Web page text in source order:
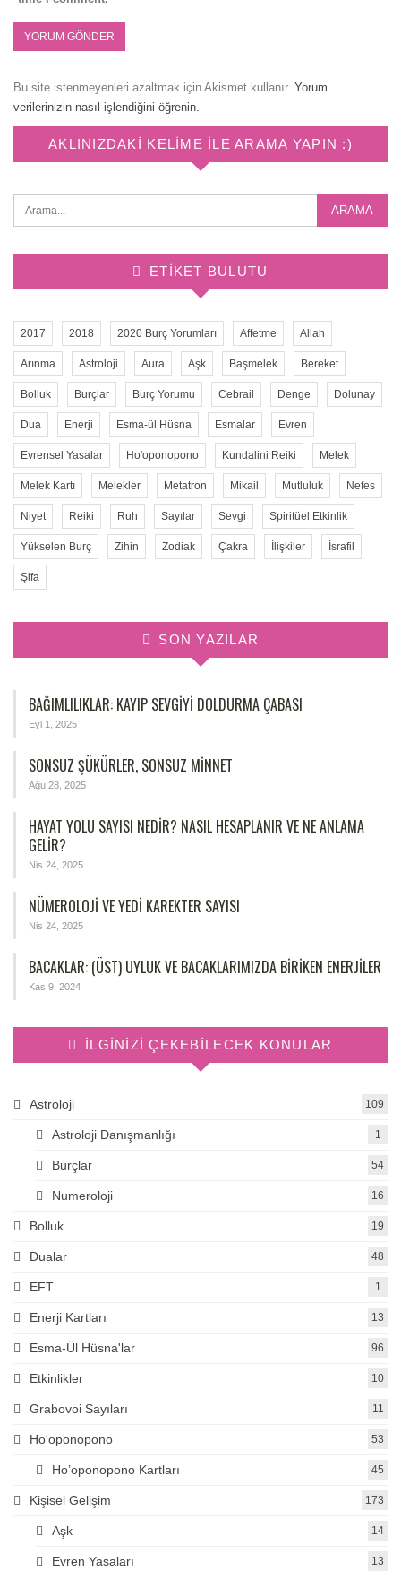
Bu site istenmeyenleri azaltmak için Akismet kullanır. Yorum
verilerinizin nasıl işlendiğini öğrenin.
AKLINIZDAKI KELIME ILE ARAMA YAPIN :)
ETIKET BULUTU
2017 2018 2020 Burç Yorumları Affetme Allah
Arınma Astroloji Aura Aşk Başmelek Bereket
Bolluk Burçlar Burç Yorumu Cebrail Denge Dolunay
Dua Enerji Esma-ül Hüsna Esmalar Evren
Evrensel Yasalar Ho'oponopono Kundalini Reiki Melek
Melek Kartı Melekler Metatron Mikail Mutluluk Nefes
Niyet Reiki Ruh Sayılar Sevgi Spiritüel Etkinlik
Yükselen Burç Zihin Zodiak Çakra İlişkiler İsrafil
Şifa
SON YAZILAR
BAĞIMLILIKLAR: KAYIP SEVGIYI DOLDURMA ÇABASI
Eyl 1, 2025
SONSUZ ŞÜKÜRLER, SONSUZ MINNET
Ağu 28, 2025
HAYAT YOLU SAYISI NEDIR? NASIL HESAPLANIR VE NE ANLAMA
GELIR?
Nis 24, 2025
NÜMEROLOJİ VE YEDİ KAREKTER SAYISI
Nis 24, 2025
BACAKLAR: (ÜST) UYLUK VE BACAKLARIMIZDA BIRIKEN ENERJILER
Kas 9, 2024
İLGINIZI ÇEKEBILECEK KONULAR
Astroloji 109
Astroloji Danışmanlığı 1
Burçlar 54
Numeroloji 16
Bolluk 19
Dualar 48
EFT 1
Enerji Kartları 13
Esma-Ül Hüsna'lar 96
Etkinlikler 10
Grabovoi Sayıları 11
Ho'oponopono 53
Ho’oponopono Kartları 45
Kişisel Gelişim 173
Aşk 14
Evren Yasaları 13